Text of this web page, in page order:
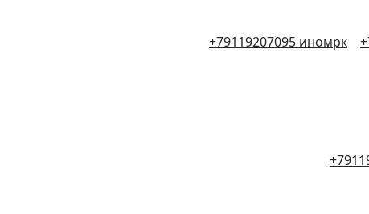
+79119207095 иномрк